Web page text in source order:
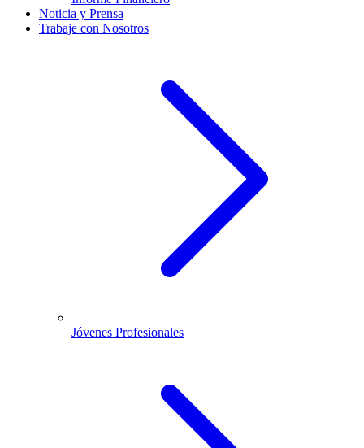
Noticia y Prensa
Trabaje con Nosotros
Jóvenes Profesionales